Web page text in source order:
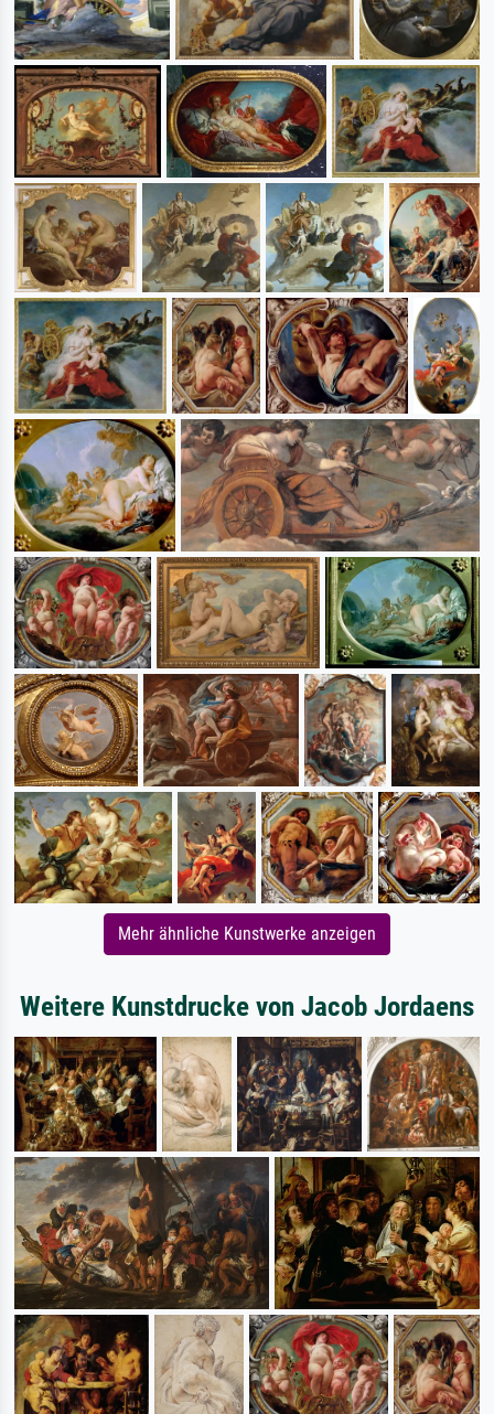
Mehr ähnliche Kunstwerke anzeigen
Weitere Kunstdrucke von Jacob Jordaens